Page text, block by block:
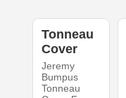
Tonneau
Cover
Jeremy
Bumpus
Tonneau